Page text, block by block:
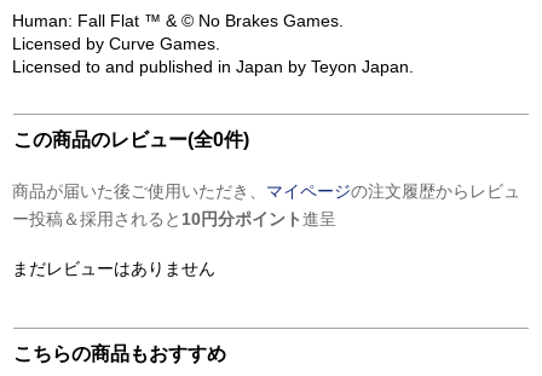
Human: Fall Flat ™ & © No Brakes Games.
Licensed by Curve Games.
Licensed to and published in Japan by Teyon Japan.
この商品のレビュー(全0件)
商品が届いた後ご使用いただき、 マイページの注文履歴からレビュ
ー投稿＆採用されると 10円分ポイント進呈
まだレビューはありません
こちらの商品もおすすめ